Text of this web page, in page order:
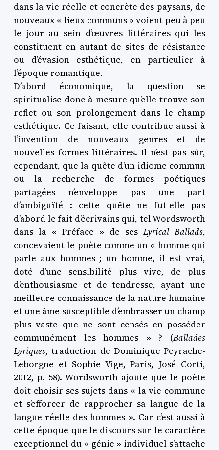
dans la vie réelle et concrète des paysans, de
nouveaux « lieux communs » voient peu à peu
le jour au sein d’œuvres littéraires qui les
constituent en autant de sites de résistance
ou d’évasion esthétique, en particulier à
l’époque romantique.
D’abord économique, la question se
spiritualise donc à mesure qu’elle trouve son
reflet ou son prolongement dans le champ
esthétique. Ce faisant, elle contribue aussi à
l’invention de nouveaux genres et de
nouvelles formes littéraires. Il n’est pas sûr,
cependant, que la quête d’un idiome commun
ou la recherche de formes poétiques
partagées n’enveloppe pas une part
d’ambiguïté : cette quête ne fut-elle pas
d’abord le fait d’écrivains qui, tel Wordsworth
dans la « Préface » de ses Lyrical Ballads,
concevaient le poète comme un « homme qui
parle aux hommes ; un homme, il est vrai,
doté d’une sensibilité plus vive, de plus
d’enthousiasme et de tendresse, ayant une
meilleure connaissance de la nature humaine
et une âme susceptible d’embrasser un champ
plus vaste que ne sont censés en posséder
communément les hommes » ? (Ballades
Lyriques, traduction de Dominique Peyrache-
Leborgne et Sophie Vige, Paris, José Corti,
2012, p. 58). Wordsworth ajoute que le poète
doit choisir ses sujets dans « la vie commune
et s’efforcer de rapprocher sa langue de la
langue réelle des hommes ». Car c’est aussi à
cette époque que le discours sur le caractère
exceptionnel du « génie » individuel s’attache